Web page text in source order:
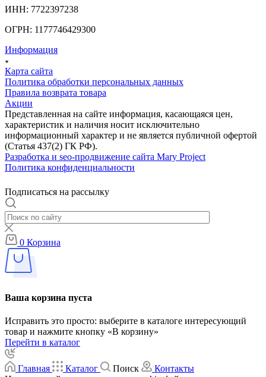
ИНН: 7722397238
ОГРН: 1177746429300
Информация
Карта сайта
Политика обработки персональных данных
Правила возврата товара
Акции
Представленная на сайте информация, касающаяся цен,
характеристик и наличия носит исключительно
информационный характер и не является публичной офертой
(Статья 437(2) ГК РФ).
Разработка и seo-продвижение сайта Mary Project
Политика конфиденциальности
Подписаться на рассылку
0 Корзина
Ваша корзина пуста
Исправить это просто: выберите в каталоге интересующий
товар и нажмите кнопку «В корзину»
Перейти в каталог
Главная Каталог Поиск
Контакты